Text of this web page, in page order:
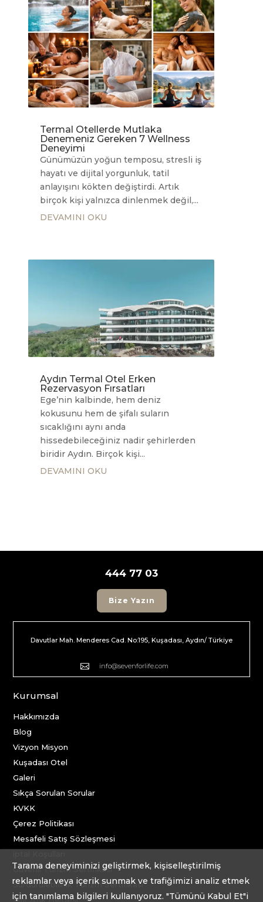
Termal Otellerde Mutlaka
Denemeniz Gereken 7 Wellness
Deneyimi
Günümüzün yoğun temposu, stresli iş
hayatı ve dijital yorgunluk, tatil
anlayışını kökten değiştirdi. Artık
birçok kişi yalnızca dinlenmek değil,...
DEVAMINI OKU
Aydın Termal Otel Erken
Rezervasyon Fırsatları
Ege’nin kalbinde, hem deniz
kokusunu hem de şifalı suların
sıcaklığını aynı anda
hissedebileceğiniz nadir şehirlerden
biridir Aydın. Birçok kişi...
DEVAMINI OKU
444 77 03
Bize Yazın
Davutlar Mah. Menderes Cad. No:195, Kuşadası, Aydın/ Türkiye
 info@sevenforlife.com
Kurumsal
Hakkımızda
Blog
Vizyon Misyon
Kuşadası Otel
Galeri
Sıkça Sorulan Sorular
KVKK
Çerez Politikası
Mesafeli Satış Sözleşmesi
Güvenli Turizm Sertifikası
Sürdürülebilirlik Turizm Sertifikası
Sıfır Atık Belgesi
Tarama deneyiminizi geliştirmek, kişiselleştirilmiş
reklamlar veya içerik sunmak ve trafiğimizi analiz etmek
için tanımlama bilgileri kullanıyoruz. "Tümünü Kabul Et"i